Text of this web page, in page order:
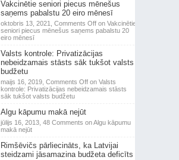
Vakcinētie seniori piecus mēnešus
saņems pabalstu 20 eiro mēnesī
oktobris 13, 2021, Comments Offon Vakcinētie
seniori piecus mēnešus saņems pabalstu 20
eiro mēnesī
Valsts kontrole: Privatizācijas
nebeidzamais stāsts sāk tukšot valsts
budžetu
maijs 16, 2019, Comments Offon Valsts
kontrole: Privatizācijas nebeidzamais stāsts
sāk tukšot valsts budžetu
Algu kāpumu makā nejūt
jūlijs 16, 2013, 48 Comments on Algu kāpumu
makā nejūt
Rimšēvičs pārliecināts, ka Latvijai
steidzami jāsamazina budžeta deficīts